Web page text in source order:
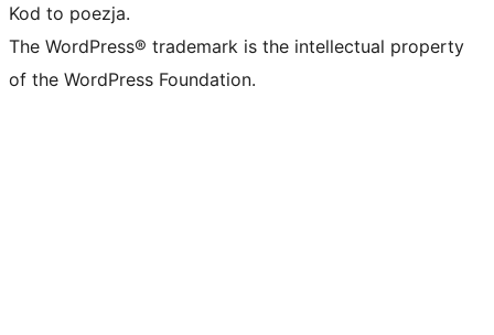
Kod to poezja.
The WordPress® trademark is the intellectual property
of the WordPress Foundation.